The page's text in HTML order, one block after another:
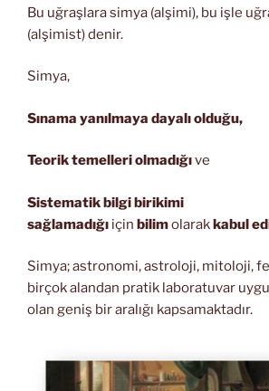
Bu uğraşlara simya (alşimi), bu işle
(alşimist) denir.
Simya,
Sınama yanılmaya dayalı olduğu,
Teorik temelleri olmadığıve
Sistematik bilgi birikimi
sağlamadığı için bilimolarakkabul
Simya; astronomi, astroloji, mitoloji,
birçok alandan pratik laboratuvar
olan geniş bir aralığı kapsamaktadır.